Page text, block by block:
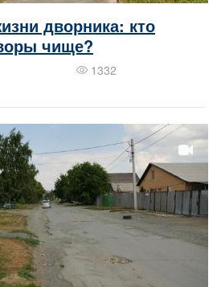
дворника: кто
чище?
1332